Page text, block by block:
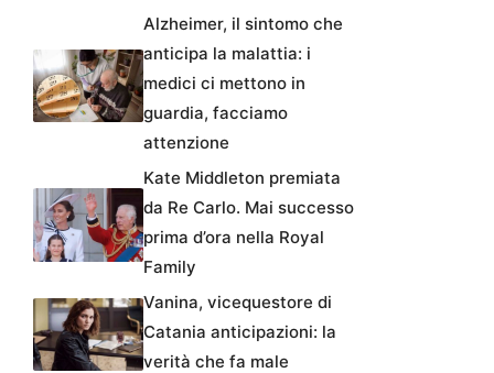
Alzheimer, il sintomo che
anticipa la malattia: i
medici ci mettono in
guardia, facciamo
attenzione
Kate Middleton premiata
da Re Carlo. Mai successo
prima d’ora nella Royal
Family
Vanina, vicequestore di
Catania anticipazioni: la
verità che fa male